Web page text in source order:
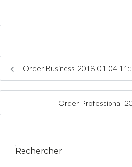
Connexion
Order Business-2018-01-04
Order Professional-
Rechercher